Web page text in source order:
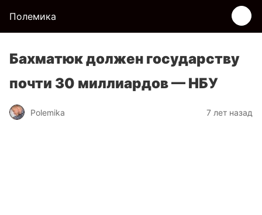
Полемика
Бахматюк должен государству
почти 30 миллиардов — НБУ
Polemika 7 лет назад